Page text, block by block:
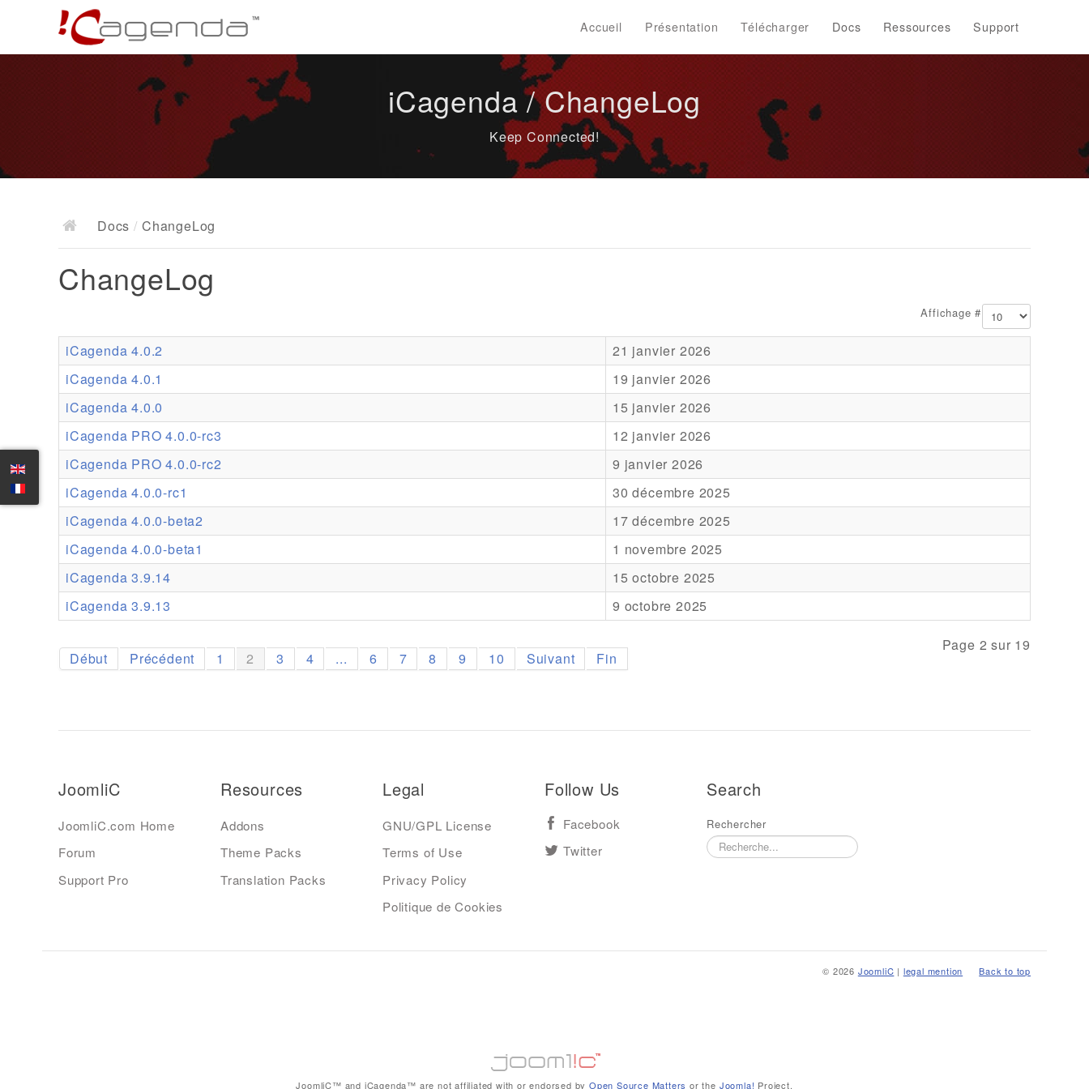
Accueil Présentation Télécharger Docs Ressources Support
iCagenda / ChangeLog
Keep Connected!
Docs / ChangeLog
ChangeLog
Affichage #
iCagenda 4.0.2
21 janvier 2026
iCagenda 4.0.1
19 janvier 2026
iCagenda 4.0.0
15 janvier 2026
iCagenda PRO 4.0.0-rc3
12 janvier 2026
iCagenda PRO 4.0.0-rc2
9 janvier 2026
iCagenda 4.0.0-rc1
30 décembre 2025
iCagenda 4.0.0-beta2
17 décembre 2025
iCagenda 4.0.0-beta1
1 novembre 2025
iCagenda 3.9.14
15 octobre 2025
iCagenda 3.9.13
9 octobre 2025
Page 2 sur 19
Début Précédent 1 2 3 4 ... 6 7 8 9 10 Suivant Fin
JoomliC
JoomliC.com Home
Forum
Support Pro
Resources
Addons
Theme Packs
Translation Packs
Legal
GNU/GPL License
Terms of Use
Privacy Policy
Politique de Cookies
Follow Us
Facebook
Twitter
Search
Rechercher
Back to top
© 2026 JoomliC | legal mention
JoomliC™ and iCagenda™ are not affiliated with or endorsed byOpen Source Matters or the Joomla! Project.